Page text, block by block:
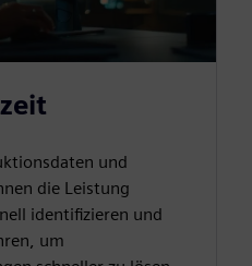
und
die Leistung
identifizieren und
um